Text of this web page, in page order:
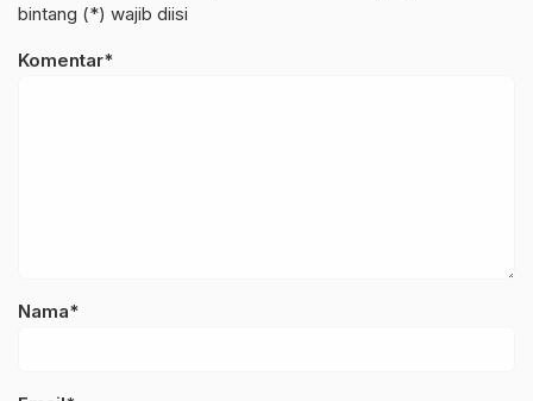
bintang (*) wajib diisi
Komentar*
Nama*